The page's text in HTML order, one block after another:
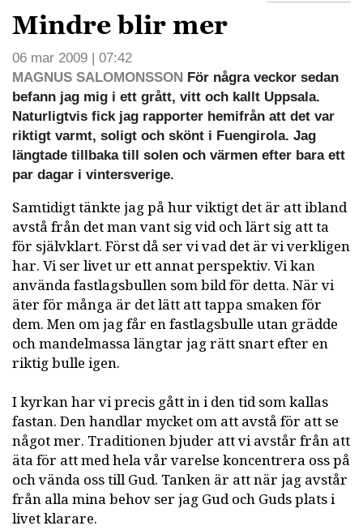
Mindre blir mer
06 mar 2009 | 07:42
MAGNUS SALOMONSSON För några veckor sedan
befann jag mig i ett grått, vitt och kallt Uppsala.
Naturligtvis fick jag rapporter hemifrån att det var
riktigt varmt, soligt och skönt i Fuengirola. Jag
längtade tillbaka till solen och värmen efter bara ett
par dagar i vintersverige.
Samtidigt tänkte jag på hur viktigt det är att ibland
avstå från det man vant sig vid och lärt sig att ta
för självklart. Först då ser vi vad det är vi verkligen
har. Vi ser livet ur ett annat perspektiv. Vi kan
använda fastlagsbullen som bild för detta. När vi
äter för många är det lätt att tappa smaken för
dem. Men om jag får en fastlagsbulle utan grädde
och mandelmassa längtar jag rätt snart efter en
riktig bulle igen.
I kyrkan har vi precis gått in i den tid som kallas
fastan. Den handlar mycket om att avstå för att se
något mer. Traditionen bjuder att vi avstår från att
äta för att med hela vår varelse koncentrera oss på
och vända oss till Gud. Tanken är att när jag avstår
från alla mina behov ser jag Gud och Guds plats i
livet klarare.